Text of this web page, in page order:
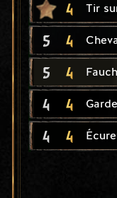
4 Tir
5 4
5 4
4 4
4 4